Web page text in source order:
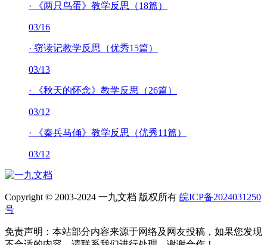
· 《两只鸟蛋》教学反思（18篇）
03/16
· 窃读记教学反思（优秀15篇）
03/13
· 《秋天的怀念》教学反思（26篇）
03/12
· 《秦兵马俑》教学反思（优秀11篇）
03/12
Copyright © 2003-2024 一九文档 版权所有 皖ICP备2024031250
号
免责声明：本站部分内容来源于网络及网友投稿，如果您发现